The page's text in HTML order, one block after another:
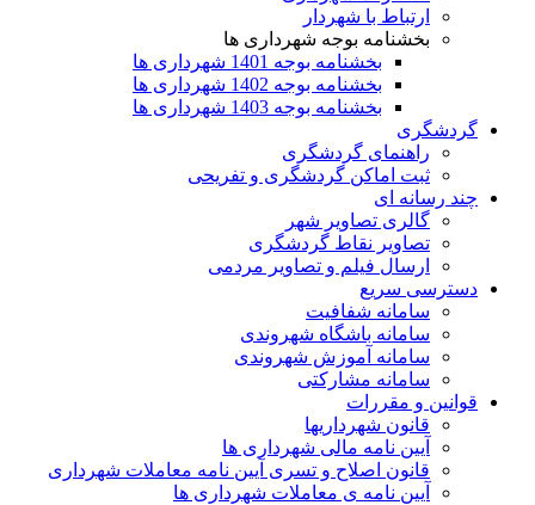
ارتباط با شهردار
بخشنامه بوجه شهرداری ها
بخشنامه بوجه 1401 شهرداری ها
بخشنامه بوجه 1402 شهرداری ها
بخشنامه بوجه 1403 شهرداری ها
گردشگری
راهنمای گردشگری
ثبت اماکن گردشگری و تفریحی
چند رسانه ای
گالری تصاویر شهر
تصاویر نقاط گردشگری
ارسال فیلم و تصاویر مردمی
دسترسی سریع
سامانه شفافیت
سامانه باشگاه شهروندی
سامانه آموزش شهروندی
سامانه مشارکتی
قوانین و مقررات
قانون شهرداریها
آیین نامه مالی شهرداری ها
قانون اصلاح و تسری آیین نامه معاملات شهرداری
آیین نامه ی معاملات شهرداری ها